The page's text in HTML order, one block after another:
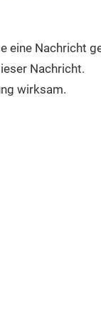
eine Nachricht
Nachricht.
wirksam.